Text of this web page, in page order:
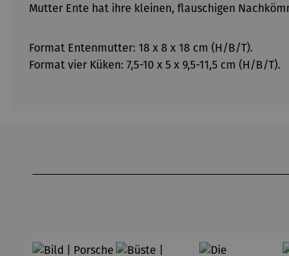
Mutter Ente hat ihre kleinen, flauschigen
Format Entenmutter: 18 x 8 x 18 cm (H/B/T).
Format vier Küken: 7,5-10 x 5 x 9,5-11,5 cm (H/B/T).